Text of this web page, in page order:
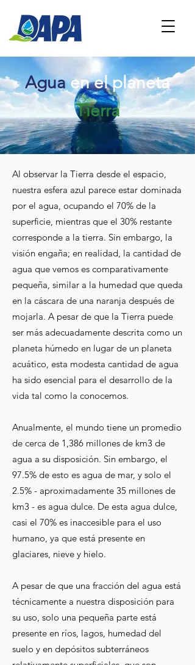
Aguaen el planeta
Tierra
Al observar la Tierra desde el espacio,
nuestra esfera azul parece estar dominada
por el agua, ocupando el 70% de la
superficie, mientras que el 30% restante
corresponde a la tierra. Sin embargo, la
visión engaña; en realidad, la cantidad de
agua que vemos es comparativamente
pequeña, similar a la humedad que queda
en la cáscara de una naranja después de
mojarla. A pesar de que la Tierra puede
ser más adecuadamente descrita como un
planeta húmedo en lugar de un planeta
acuático, esta modesta cantidad de agua
ha sido esencial para el desarrollo de la
vida tal como la conocemos.
Anualmente, el mundo tiene un promedio
de cerca de 1,386 millones de km3 de
agua a su disposición. Sin embargo, el
97.5% de esto es agua de mar, y solo el
2.5% - aproximadamente 35 millones de
km3 - es agua dulce. De esta agua dulce,
casi el 70% es inaccesible para el uso
humano, ya que está presente en
glaciares, nieve y hielo.
A pesar de que una fracción del agua está
técnicamente a nuestra disposición para
su uso, solo una pequeña parte está
presente en ríos, lagos, humedad del
suelo y en depósitos subterráneos